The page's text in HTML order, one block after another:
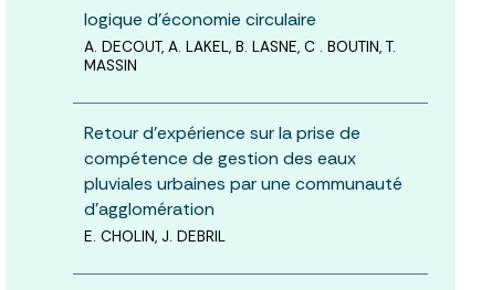
logique d’économie circulaire
A. DECOUT, A. LAKEL, B. LASNE, C . BOUTIN, T.
MASSIN
Retour d’expérience sur la prise de
compétence de gestion des eaux
pluviales urbaines par une communauté
d’agglomération
E. CHOLIN, J. DEBRIL